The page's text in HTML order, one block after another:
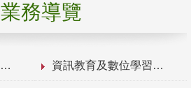
業務導覽
資訊教育及數位學習